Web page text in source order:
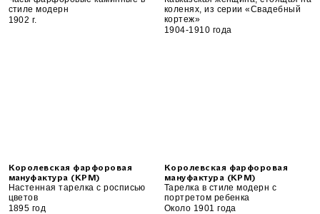
стиле модерн
1902 г.
коленях, из серии «Свадебный
кортеж»
1904-1910 года
Королевская фарфоровая
мануфактура (KPM)
Настенная тарелка с росписью
цветов
1895 год
Королевская фарфоровая
мануфактура (KPM)
Тарелка в стиле модерн с
портретом ребенка
Около 1901 года